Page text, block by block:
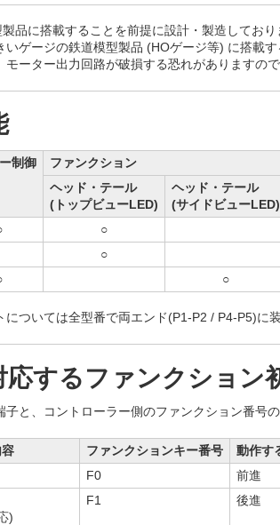
品に搭載することを前提に設計・製造しており
いゲージの鉄道模型製品 (HOゲージ等) に搭載
ーター出力回路が破損する恐れがありますので
制御 ファンクション
ヘッド・テール
(トップビューLED)
ヘッド・テール
(サイドビューLED)
○
○
○
ついては全型番で両エンド(P1-P2 / P4-P5)に装
応するファンクション
と、コントローラー側のファンクション番号
ファンクションキー番号 動作す
F0 前進
)
F1 後進